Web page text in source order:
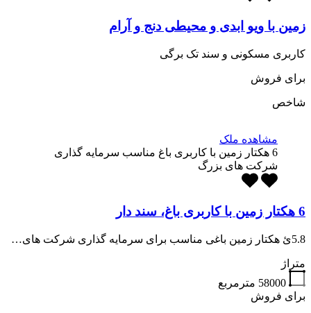
زمین با ویو ابدی و محیطی دنج و آرام
کاربری مسکونی و سند تک برگی
برای فروش
شاخص
مشاهده ملک
6 هکتار زمین با کاربری باغ مناسب سرمایه گذاری
شرکت های بزرگ
6 هکتار زمین با کاربری باغ، سند دار
5.8ئ هکتار زمین باغی مناسب برای سرمایه گذاری شرکت های…
متراژ
58000 مترمربع
برای فروش